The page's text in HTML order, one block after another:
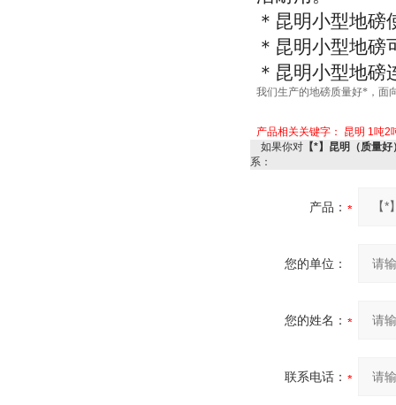
＊昆明小型地磅
＊昆明小型地磅
＊昆明小型地磅
我们生产的地磅质量好*，面
产品相关关键字： 昆明 1吨2
如果你对 【*】昆明（质量
系：
产品：
您的单位：
您的姓名：
联系电话：